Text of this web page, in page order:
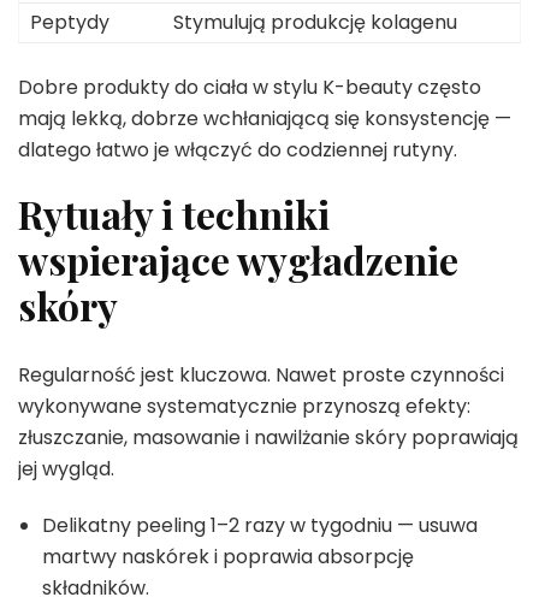
Peptydy
Stymulują produkcję kolagenu
Dobre produkty do ciała w stylu K-beauty często
mają lekką, dobrze wchłaniającą się konsystencję —
dlatego łatwo je włączyć do codziennej rutyny.
Rytuały i techniki
wspierające wygładzenie
skóry
Regularność jest kluczowa. Nawet proste czynności
wykonywane systematycznie przynoszą efekty:
złuszczanie, masowanie i nawilżanie skóry poprawiają
jej wygląd.
Delikatny peeling 1–2 razy w tygodniu — usuwa
martwy naskórek i poprawia absorpcję
składników.